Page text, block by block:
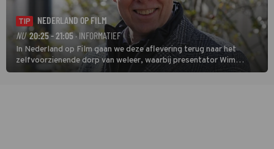
TIP
NEDERLAND OP FILM
NU 20:25 - 21:05· INFORMATIEF
In Nederland op Film gaan we deze aflevering terug naar het
zelfvoorzienende dorp van weleer, waarbij presentator Wim
Daniëls de kijkers meeneemt op reis door de tijd aan de hand van